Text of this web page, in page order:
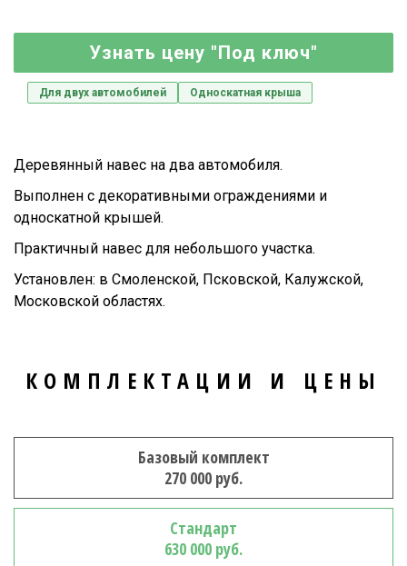
Узнать цену "Под ключ"
Для двух автомобилей Односкатная крыша
Деревянный навес на два автомобиля.
Выполнен с декоративными ограждениями и
односкатной крышей.
Практичный навес для небольшого участка.
Установлен: в Смоленской, Псковской, Калужской,
Московской областях.
КОМПЛЕКТАЦИИ И ЦЕНЫ
Базовый комплект
270 000 руб.
Стандарт
630 000 руб.